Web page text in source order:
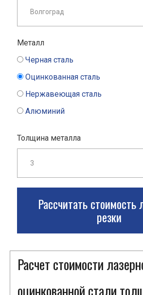
Металл
Черная сталь
Оцинкованная сталь
Нержавеющая сталь
Алюминий
Толщина металла
Рассчитать стоимость
резки
Расчет стоимости
оцинкованной стали